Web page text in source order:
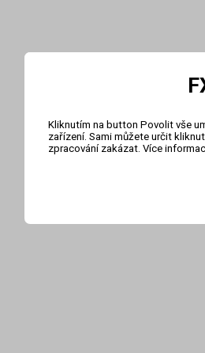
Kliknutím na button Povolit vše
zařízení. Sami můžete určit
zpracování zakázat. Více